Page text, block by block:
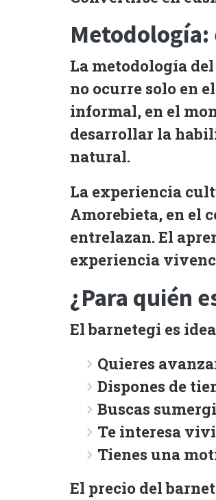
La metodología
no ocurre solo en
informal, en el
desarrollar la
natural.
La experiencia
Amorebieta, en el
entrelazan. El
experiencia
¿Para quién
El barnetegi es
Quieres
Dispones de
Buscas
Te interesa
Tienes una
El precio del